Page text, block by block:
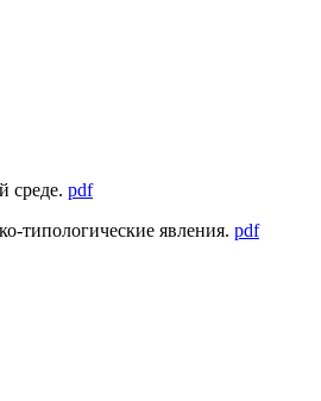
среде. pdf
типологические явления. pdf